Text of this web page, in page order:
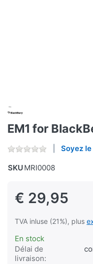
EM1 for
Soyez
SKU MRI0008
€ 29,95
TVA inluse (21%), plus
En stock
Délai de
livraison: